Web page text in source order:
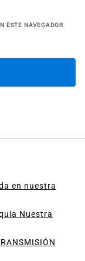
ESTE NAVEGADOR
en nuestra
Nuestra